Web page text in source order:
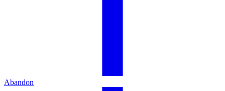
Abandon